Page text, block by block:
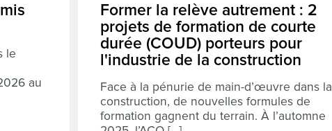
le
au
Former la relève autrement : 2
projets de formation de courte
durée (COUD) porteurs pour
l'industrie de la construction
Face à la pénurie de main-d’œuvre dans la
construction, de nouvelles formules de
formation gagnent du terrain. À l’automne